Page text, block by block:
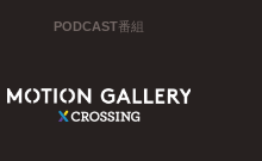
PODCAST番組